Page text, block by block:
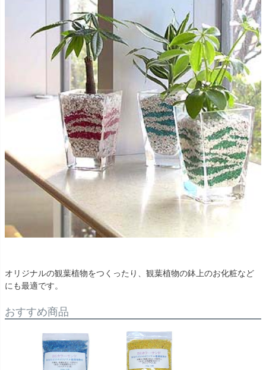
オリジナルの観葉植物をつくったり、観葉植物の鉢上のお化粧など
にも最適です。
おすすめ商品